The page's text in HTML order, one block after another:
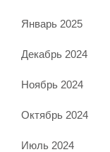
Январь 2025
Декабрь 2024
Ноябрь 2024
Октябрь 2024
Июль 2024